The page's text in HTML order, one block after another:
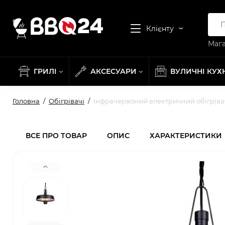
Клієнту
ГРИЛІ АКСЕСУАРИ ВУЛИЧНІ
Головна Обігрівачі Інфрачервоний електричний
ВСЕ ПРО ТОВАР ОПИС ХАРАКТЕРИСТИКИ